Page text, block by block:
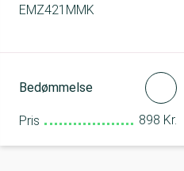
EMZ421MMK
Bedømmelse
Pris 898 Kr.